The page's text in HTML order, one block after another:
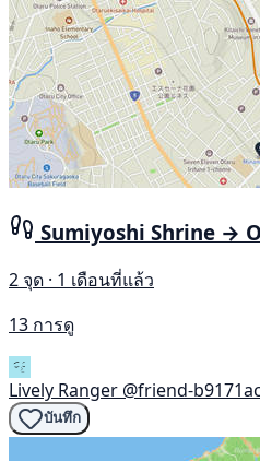
Sumiyoshi Shrine →
2 จุด · 1 เดือนที่แล้ว
13 การดู
Lively Ranger @friend-
บันทึก